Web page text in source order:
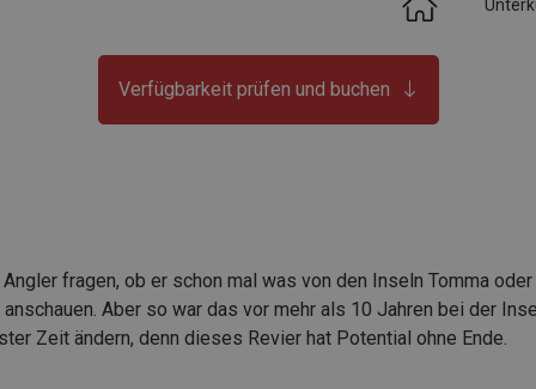
Verfügbarkeit prüfen und buchen
fragen, ob er schon mal was von den Inseln Tomma
Aber so war das vor mehr als 10 Jahren bei der
Zeit ändern, denn dieses Revier hat Potential ohne Ende.